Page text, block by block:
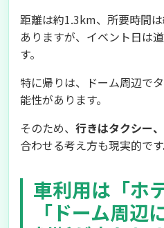
距離は約1.3km、所要時間
ありますが、イベント日は
す。
特に帰りは、ドーム周辺で
能性があります。
そのため、 行きはタクシー
合わせる考え方も現実的です
車利用は「ホ
「ドーム周辺